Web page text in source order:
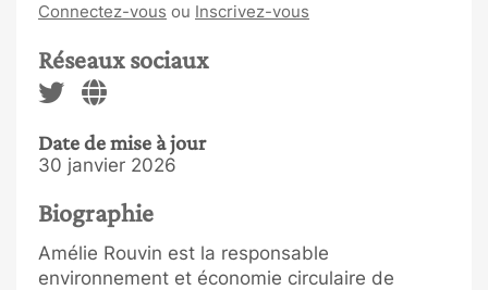
Connectez-vous ou Inscrivez-vous
Réseaux sociaux
Date de mise à jour
30 janvier 2026
Biographie
Amélie Rouvin est la responsable
environnement et économie circulaire de